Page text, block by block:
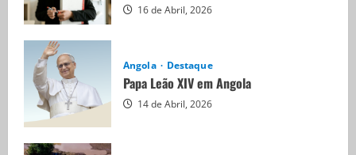
16 de Abril, 2026
Angola Destaque
Papa Leão XIV em Angola
14 de Abril, 2026